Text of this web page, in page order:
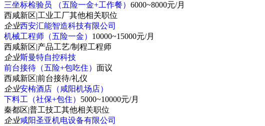
三坐标检验员 （五险一金+工作餐） 6000~8000元/月
西咸新区|工业工厂其他相关职位
企业西安汇能智造科技有限公司
机械工程师（五险一金） 10000~15000元/月
西咸新区|产品工艺/制程工程师
企业斯曼特自控科技
前台接待（五险+包吃住） 面议
西咸新区|前台接待/礼仪
企业安栯酒店（咸阳机场店）
下料工（社保+包住） 5000~10000元/月
秦都区|普工技工其他相关职位
企业咸阳圣亚机电设备有限公司